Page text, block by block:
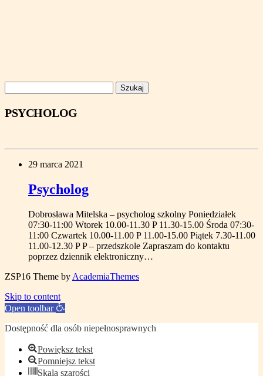
PSYCHOLOG
29 marca 2021
Psycholog
Dobrosława Mitelska – psycholog szkolny Poniedziałek
07:30-11:00 Wtorek 10.00-11.30 P 11.30-15.00 Środa 07:30-
11:00 Czwartek 10.00-11.00 P 11.00-15.00 Piątek 7.30-11.00
11.00-12.30 P P – przedszkole Zapraszam do kontaktu
poprzez dziennik elektroniczny…
ZSP16 Theme by AcademiaThemes
Skip to content
Open toolbar
Dostępność dla osób niepełnosprawnych
Powiększ tekst
Pomniejsz tekst
Skala szarości